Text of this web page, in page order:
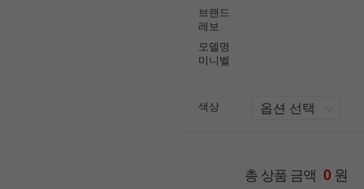
브랜드
레보
모델명
미니벨
색상
총 상품 금액 0원